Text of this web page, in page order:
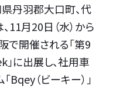
丹羽郡大口町、代
11月20日（水）から
で開催される「第9
」に出展し、社用車
（ビーキー）」